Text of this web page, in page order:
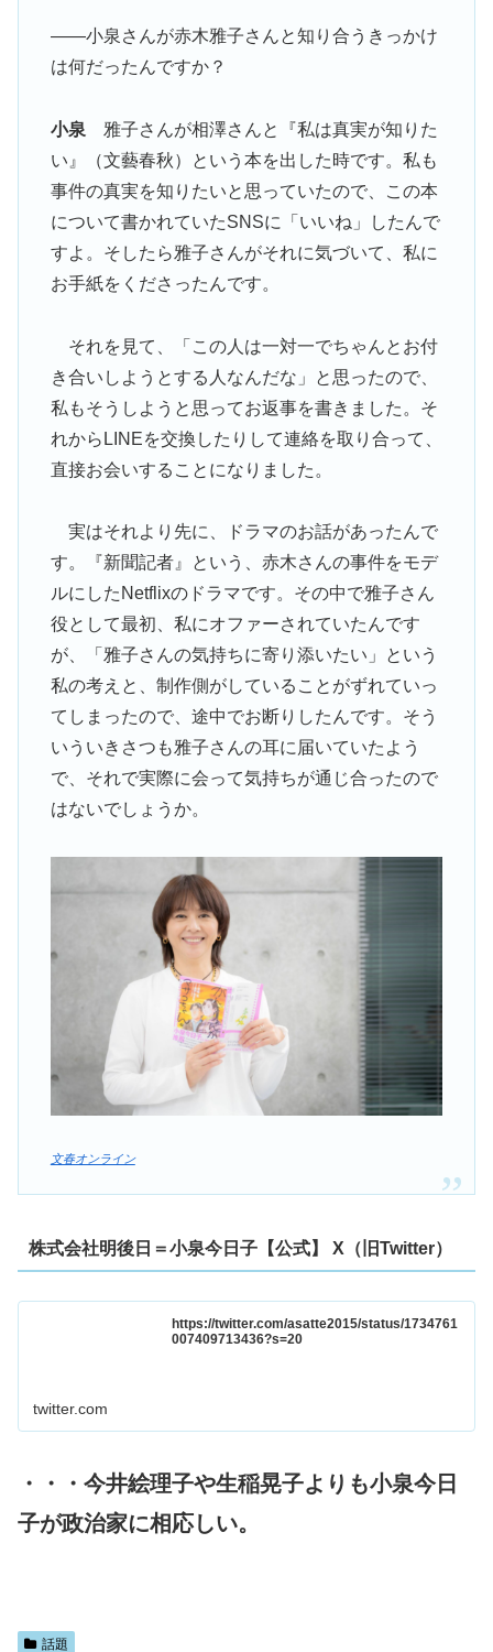
――小泉さんが赤木雅子さんと知り合うきっかけ
は何だったんですか？
小泉 雅子さんが相澤さんと『私は真実が知りた
い』（文藝春秋）という本を出した時です。私も
事件の真実を知りたいと思っていたので、この本
について書かれていたSNSに「いいね」したんで
すよ。そしたら雅子さんがそれに気づいて、私に
お手紙をくださったんです。
それを見て、「この人は一対一でちゃんとお付
き合いしようとする人なんだな」と思ったので、
私もそうしようと思ってお返事を書きました。そ
れからLINEを交換したりして連絡を取り合って、
直接お会いすることになりました。
実はそれより先に、ドラマのお話があったんで
す。『新聞記者』という、赤木さんの事件をモデ
ルにしたNetflixのドラマです。その中で雅子さん
役として最初、私にオファーされていたんです
が、「雅子さんの気持ちに寄り添いたい」という
私の考えと、制作側がしていることがずれていっ
てしまったので、途中でお断りしたんです。そう
いういきさつも雅子さんの耳に届いていたよう
で、それで実際に会って気持ちが通じ合ったので
はないでしょうか。
文春オンライン
株式会社明後日＝小泉今日子【公式】 X（旧Twitter）
https://twitter.com/asatte2015/status/1734761
007409713436?s=20
twitter.com
・・・今井絵理子や生稲晃子よりも小泉今日
子が政治家に相応しい。
話題